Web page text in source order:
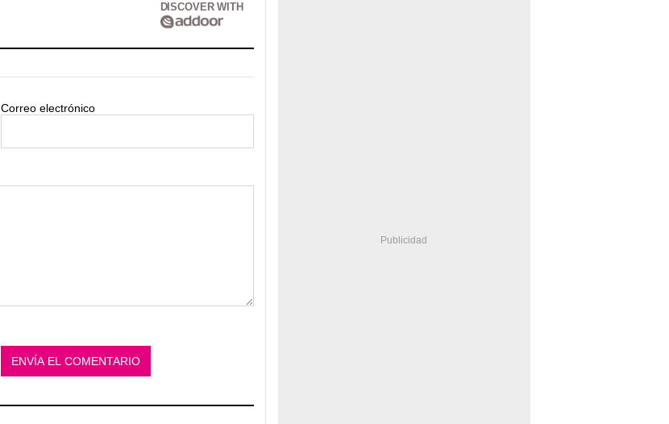
DISCOVER WITH
Correo electrónico